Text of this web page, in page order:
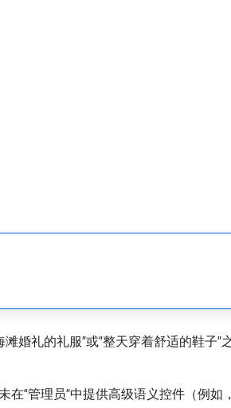
婚礼的礼服”或“整天穿着舒适的鞋子”
“管理员”中提供高级语义控件（例如，